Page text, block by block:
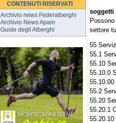
CONTENUTI RISERVATI
Archivio news Federalberghi
Archivio News Apam
Guide degli Alberghi
soggetti
settore
55
55.1
55.10
55.10.0
55.2
55.20
55.20.1
55.20.10